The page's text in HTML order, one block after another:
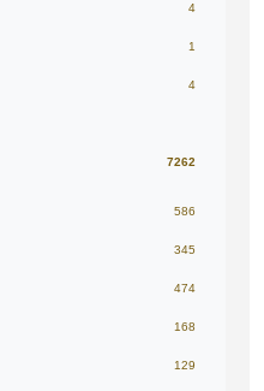
4
1
4
7262
586
345
474
168
129